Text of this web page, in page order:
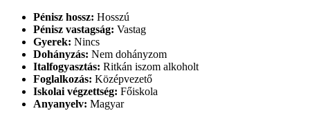
Pénisz hossz: Hosszú
Pénisz vastagság: Vastag
Gyerek: Nincs
Dohányzás: Nem dohányzom
Italfogyasztás: Ritkán iszom alkoholt
Foglalkozás: Középvezető
Iskolai végzettség: Főiskola
Anyanyelv: Magyar